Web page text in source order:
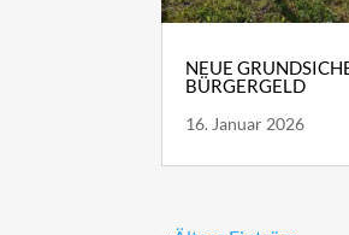
NEUE
BÜRGERGELD
16. Januar 2026